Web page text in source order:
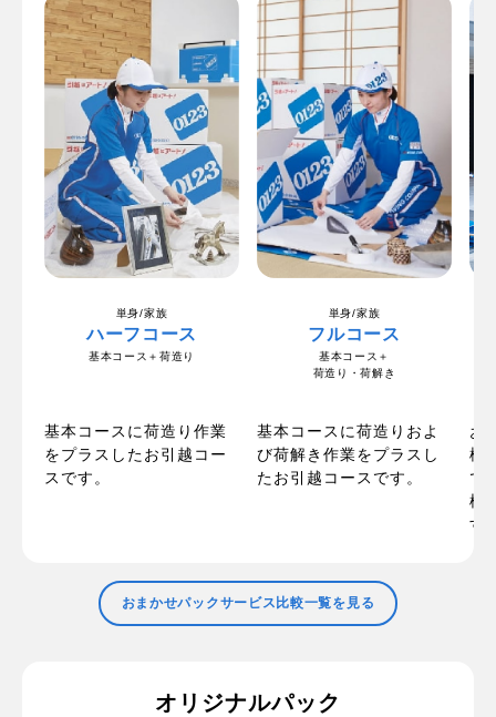
単身/家族
ハーフコース
基本コース＋荷造り
基本コースに荷造り作業
をプラスしたお引越コー
スです。
単身/家族
フルコース
基本コース＋
荷造り・荷解き
基本コースに荷造りおよ
び荷解き作業をプラスし
たお引越コースです。
お
梱
で
標
す
オリジナルパック
おまかせパックサービス比較一覧を見る